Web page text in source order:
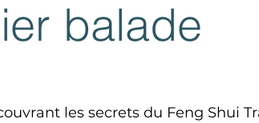
balade
les secrets du Feng Shui